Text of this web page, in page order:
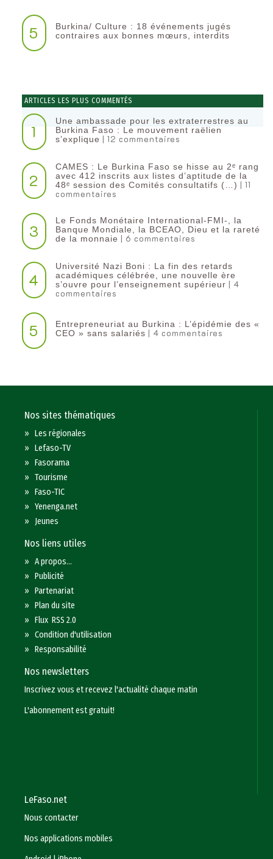
5
Burkina/ Culture : 18 événements jugés
contraires aux bonnes mœurs, interdits
ARTICLES LES PLUS COMMENTÉS
1
Une ambassade pour les extraterrestres au
Burkina Faso : Le mouvement raëlien
s’explique | 12 commentaires
2
CAMES : Le Burkina Faso se hisse au 2ᵉ rang
avec 412 inscrits aux listes d’aptitude de la
48ᵉ session des Comités consultatifs (…) | 11
commentaires
3
Le Fonds Monétaire International-FMI-, la
Banque Mondiale, la BCEAO, Dieu et la rareté
de la monnaie | 6 commentaires
4
Université Nazi Boni : La fin des retards
académiques célébrée, une nouvelle ère
s’ouvre pour l’enseignement supérieur | 4
commentaires
5
Entrepreneuriat au Burkina : L’épidémie des «
CEO » sans salariés | 4 commentaires
Nos sites thématiques
»Les régionales
»Lefaso-TV
»Fasorama
»Tourisme
»Faso-TIC
»Yenenga.net
» Jeunes
Nos liens utiles
»A propos...
»Publicité
»Partenariat
»Plan du site
»Flux RSS 2.0
»Condition d'utilisation
»Responsabilité
Nos newsletters
Inscrivez vous et recevez l'actualité chaque matin
L'abonnement est gratuit!
LeFaso.net
Nous contacter
Nos applications mobiles